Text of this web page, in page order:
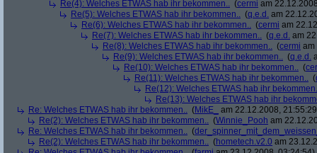
Re(4): Welches ETWAS hab ihr bekommen.. (cermi am
Re(5): Welches ETWAS hab ihr bekommen.. (q.e.d. am
Re(6): Welches ETWAS hab ihr bekommen.. (cermi am
Re(7): Welches ETWAS hab ihr bekommen.. (q.e.d. am
Re(8): Welches ETWAS hab ihr bekommen.. (cermi am
Re(9): Welches ETWAS hab ihr bekommen.. (q.e.d.
Re(10): Welches ETWAS hab ihr bekommen.. (
Re(11): Welches ETWAS hab ihr bekommen.. (
Re(12): Welches ETWAS hab ihr
Re(13): Welches ETWAS hab ihr
Re: Welches ETWAS hab ihr bekommen.. (MikE_
am 22.12.2008,
Re(2): Welches ETWAS hab ihr bekommen.. (Winnie_Pooh am
Re: Welches ETWAS hab ihr bekommen.. (
Re(2): Welches ETWAS hab ihr bekommen.. (hometech.v2.0 am